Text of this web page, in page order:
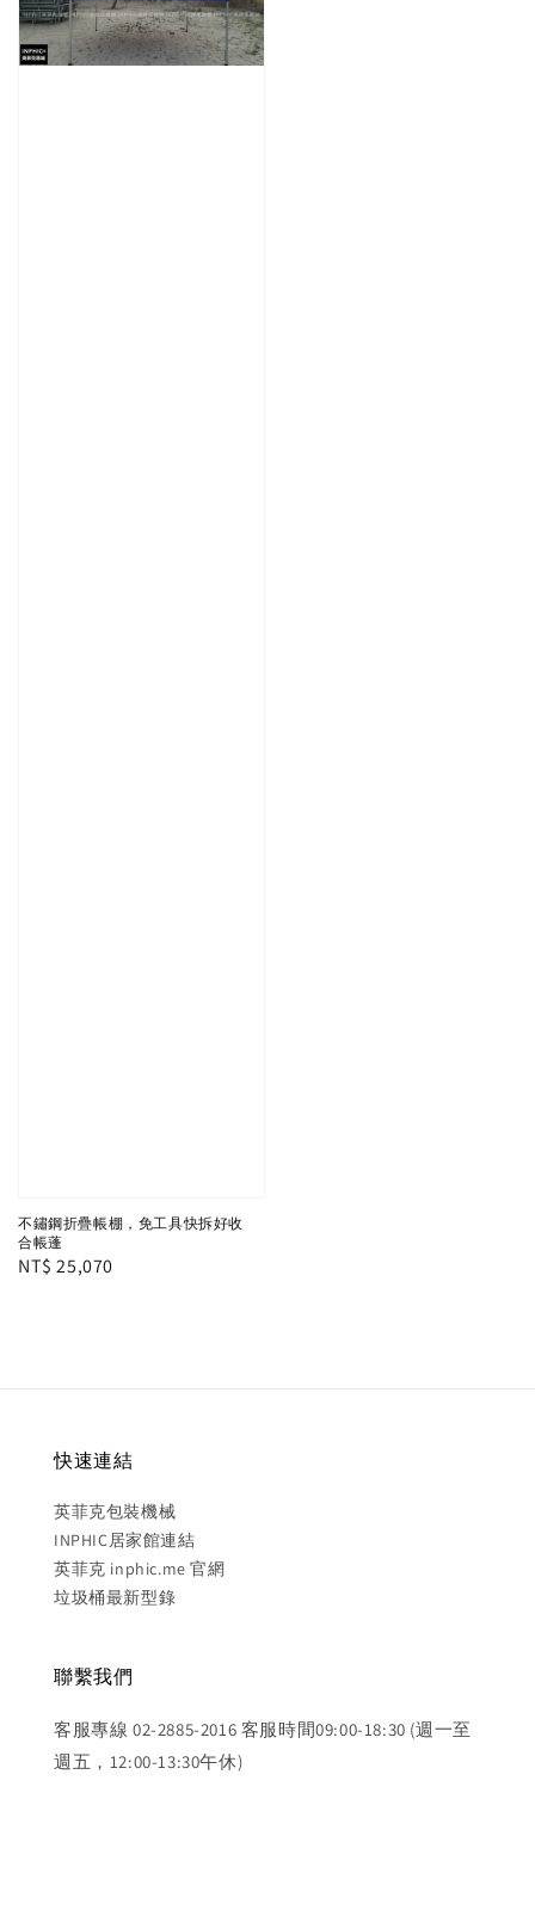
不鏽鋼折疊帳棚，免工具快拆好收
合帳蓬
Regular
NT$ 25,070
快速連結
英菲克包裝機械
INPHIC居家館連結
英菲克 inphic.me 官網
垃圾桶最新型錄
聯繫我們
客服專線 02-2885-2016 客服時間09:00-18:30 (週一至
週五，12:00-13:30午休)